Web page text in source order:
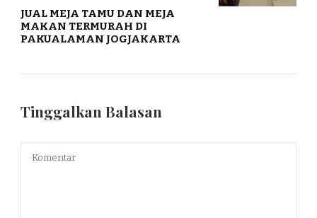
JUAL MEJA TAMU DAN MEJA
MAKAN TERMURAH DI
PAKUALAMAN JOGJAKARTA
Tinggalkan Balasan